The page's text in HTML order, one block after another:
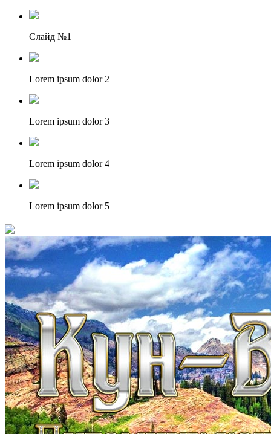
Слайд №1
Lorem ipsum dolor 2
Lorem ipsum dolor 3
Lorem ipsum dolor 4
Lorem ipsum dolor 5